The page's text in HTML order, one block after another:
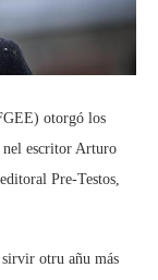
otorgó los
nel escritor Arturo
Pre-Testos,
sirvir otru añu más